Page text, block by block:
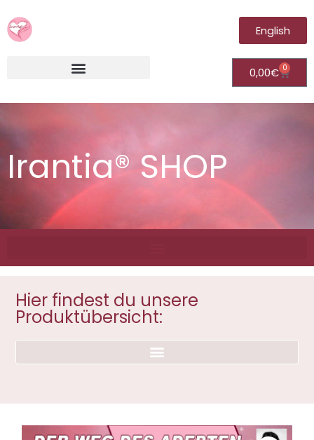
English
0,00€ 0
Irantia® SHOP
Hier findest du unsere
Produktübersicht: